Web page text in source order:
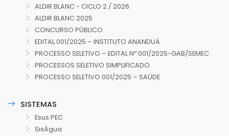
ALDIR BLANC - CICLO 2 / 2026
ALDIR BLANC 2025
CONCURSO PÚBLICO
EDITAL 001/2025 – INSTITUTO ANANDUÁ
PROCESSO SELETIVO – EDITAL Nº 001/2025-GAB/SEMEC
PROCESSOS SELETIVO SIMPLIFICADO
PROCESSO SELETIVO 001/2025 – SAÚDE
SISTEMAS
Esus PEC
SisÁgua